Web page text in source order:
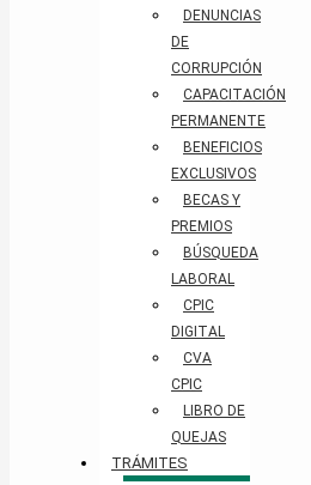
DENUNCIAS
DE
CORRUPCIÓN
CAPACITACIÓN
PERMANENTE
BENEFICIOS
EXCLUSIVOS
BECAS Y
PREMIOS
BÚSQUEDA
LABORAL​
CPIC
DIGITAL
CVA
CPIC
LIBRO DE
QUEJAS
TRÁMITES